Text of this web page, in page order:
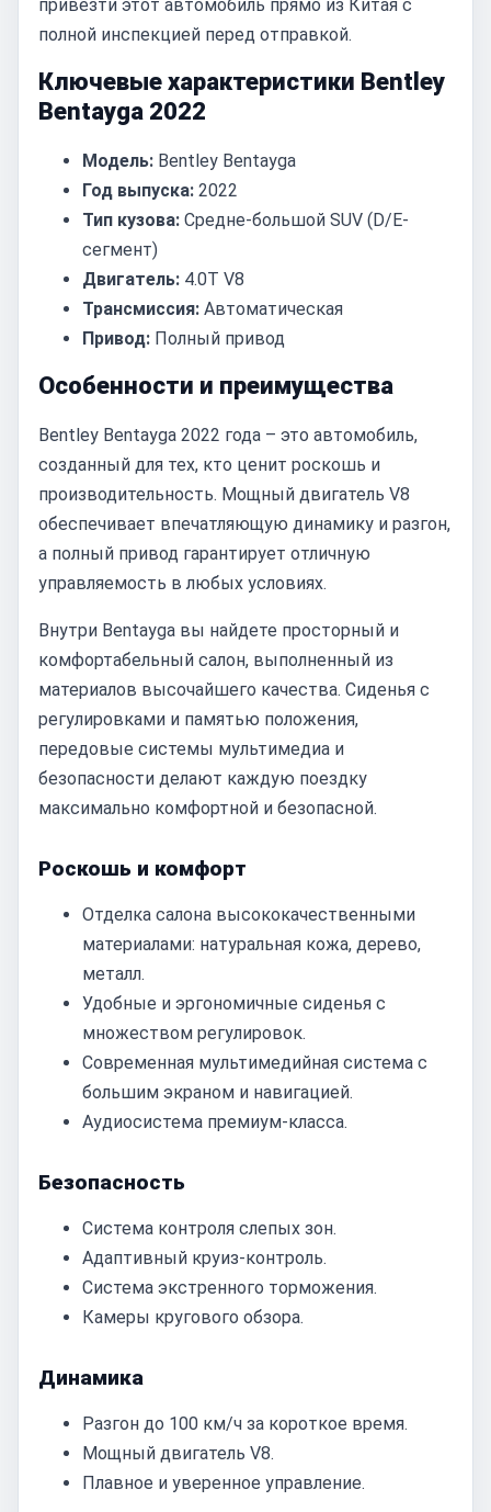
привезти этот автомобиль прямо из Китая с
полной инспекцией перед отправкой.
Ключевые характеристики Bentley
Bentayga 2022
Модель: Bentley Bentayga
Год выпуска: 2022
Тип кузова: Средне-большой SUV (D/E-
сегмент)
Двигатель: 4.0T V8
Трансмиссия: Автоматическая
Привод: Полный привод
Особенности и преимущества
Bentley Bentayga 2022 года – это автомобиль,
созданный для тех, кто ценит роскошь и
производительность. Мощный двигатель V8
обеспечивает впечатляющую динамику и разгон,
а полный привод гарантирует отличную
управляемость в любых условиях.
Внутри Bentayga вы найдете просторный и
комфортабельный салон, выполненный из
материалов высочайшего качества. Сиденья с
регулировками и памятью положения,
передовые системы мультимедиа и
безопасности делают каждую поездку
максимально комфортной и безопасной.
Роскошь и комфорт
Отделка салона высококачественными
материалами: натуральная кожа, дерево,
металл.
Удобные и эргономичные сиденья с
множеством регулировок.
Современная мультимедийная система с
большим экраном и навигацией.
Аудиосистема премиум-класса.
Безопасность
Система контроля слепых зон.
Адаптивный круиз-контроль.
Система экстренного торможения.
Камеры кругового обзора.
Динамика
Разгон до 100 км/ч за короткое время.
Мощный двигатель V8.
Плавное и уверенное управление.